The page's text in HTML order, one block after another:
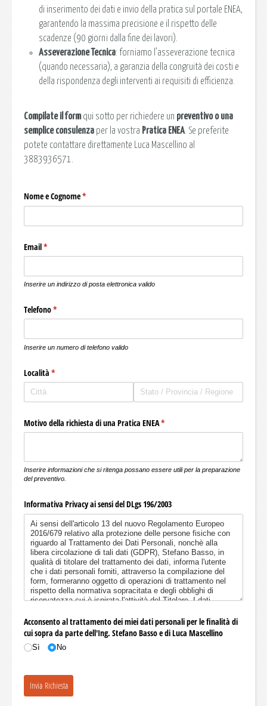
di inserimento dei dati e invio della pratica sul portale ENEA,
garantendo la massima precisione e il rispetto delle
scadenze (90 giorni dalla fine dei lavori).
Asseverazione Tecnica: forniamo l’asseverazione tecnica
(quando necessaria), a garanzia della congruità dei costi e
della rispondenza degli interventi ai requisiti di efficienza.
Compilate il formqui sotto per richiedere un preventivo o una
semplice consulenza per la vostra Pratica ENEA . Se preferite
potete contattare direttamente Luca Mascellino al
3883936571.